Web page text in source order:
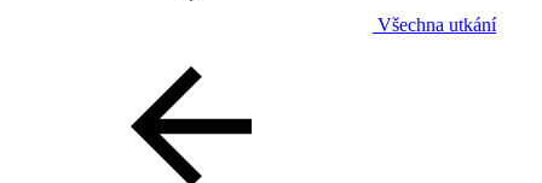
Všechna utkání